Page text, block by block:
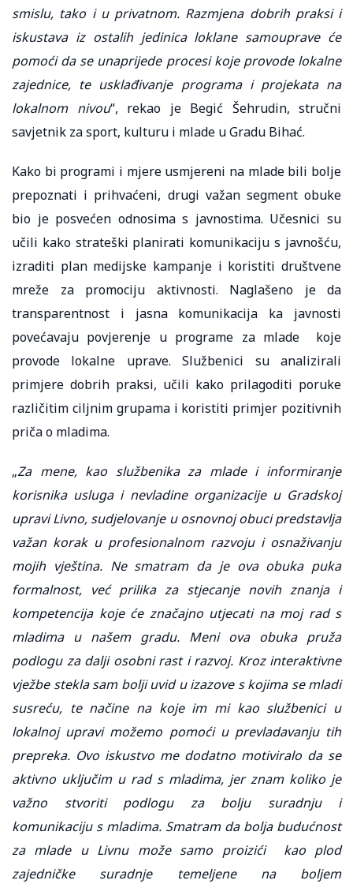
smislu, tako i u privatnom. Razmjena dobrih praksi i
iskustava iz ostalih jedinica loklane samouprave će
pomoći da se unaprijede procesi koje provode lokalne
zajednice, te usklađivanje programa i projekata na
lokalnom nivou“, rekao je Begić Šehrudin, stručni
savjetnik za sport, kulturu i mlade u Gradu Bihać.
Kako bi programi i mjere usmjereni na mlade bili bolje
prepoznati i prihvaćeni, drugi važan segment obuke
bio je posvećen odnosima s javnostima. Učesnici su
učili kako strateški planirati komunikaciju s javnošću,
izraditi plan medijske kampanje i koristiti društvene
mreže za promociju aktivnosti. Naglašeno je da
transparentnost i jasna komunikacija ka javnosti
povećavaju povjerenje u programe za mlade koje
provode lokalne uprave. Službenici su analizirali
primjere dobrih praksi, učili kako prilagoditi poruke
različitim ciljnim grupama i koristiti primjer pozitivnih
priča o mladima.
„Za mene, kao službenika za mlade i informiranje
korisnika usluga i nevladine organizacije u Gradskoj
upravi Livno, sudjelovanje u osnovnoj obuci predstavlja
važan korak u profesionalnom razvoju i osnaživanju
mojih vještina. Ne smatram da je ova obuka puka
formalnost, već prilika za stjecanje novih znanja i
kompetencija koje će značajno utjecati na moj rad s
mladima u našem gradu. Meni ova obuka pruža
podlogu za dalji osobni rast i razvoj. Kroz interaktivne
vježbe stekla sam bolji uvid u izazove s kojima se mladi
susreću, te načine na koje im mi kao službenici u
lokalnoj upravi možemo pomoći u prevladavanju tih
prepreka. Ovo iskustvo me dodatno motiviralo da se
aktivno uključim u rad s mladima, jer znam koliko je
važno stvoriti podlogu za bolju suradnju i
komunikaciju s mladima. Smatram da bolja budućnost
za mlade u Livnu može samo proizići kao plod
zajedničke suradnje temeljene na boljem